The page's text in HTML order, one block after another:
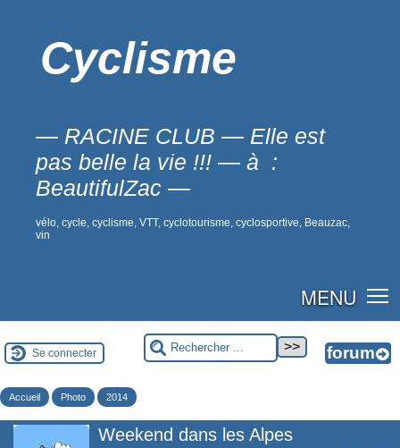
Cyclisme
— RACINE CLUB — Elle est
pas belle la vie !!! — à :
BeautifulZac —
vélo, cycle, cyclisme, VTT, cyclotourisme, cyclosportive, Beauzac,
vin
MENU
Se connecter
Accueil Photo 2014
Weekend dans les Alpes